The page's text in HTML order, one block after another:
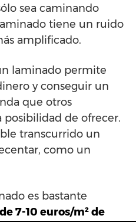
sea caminando
tiene un ruido
amplificado.
laminado permite
y conseguir un
que otros
de ofrecer.
transcurrido un
como un
es bastante
7-10 euros/m² de